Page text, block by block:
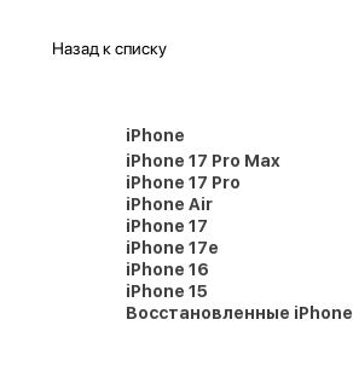
Назад к списку
iPhone
iPhone 17 Pro Max
iPhone 17 Pro
iPhone Air
iPhone 17
iPhone 17e
iPhone 16
iPhone 15
Восстановленные iPhone